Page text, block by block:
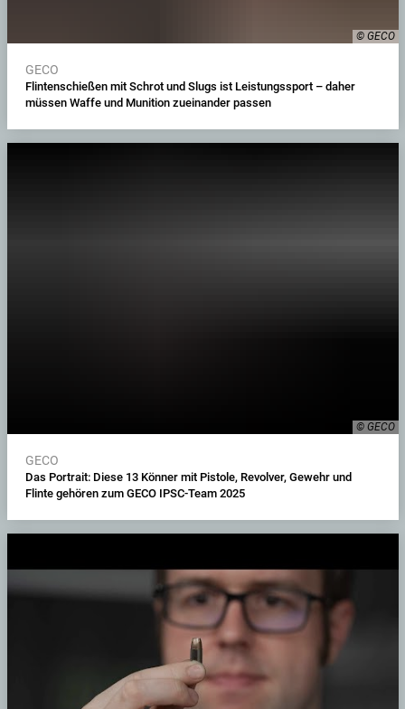
© GECO
GECO
Flintenschießen mit Schrot und Slugs ist Leistungssport – daher
müssen Waffe und Munition zueinander passen
© GECO
GECO
Das Portrait: Diese 13 Könner mit Pistole, Revolver, Gewehr und
Flinte gehören zum GECO IPSC-Team 2025